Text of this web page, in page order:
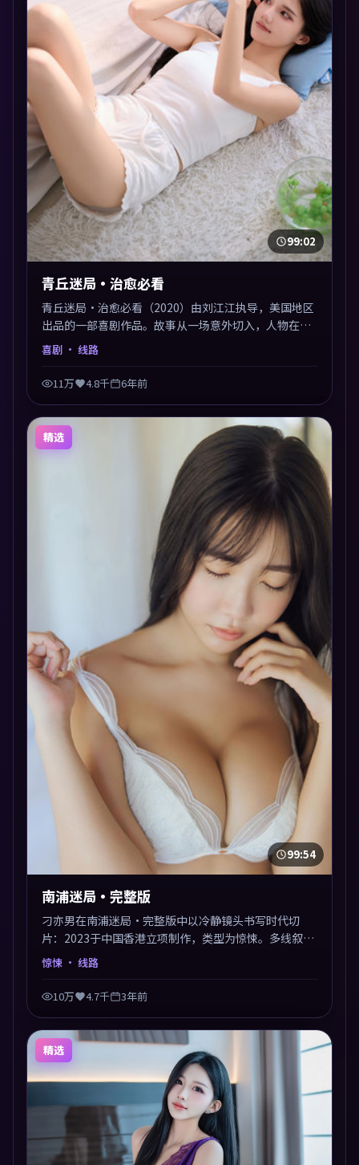
99:02
青丘迷局·治愈必看
青丘迷局·治愈必看（2020）由刘江江执导，美国地区
出品的一部喜剧作品。故事从一场意外切入，人物在道
德与生存之间反复摇摆，叙事层层推进，情绪克制而有
喜剧 · 线路
11万 4.8千 6年前
精选
99:54
南浦迷局·完整版
刁亦男在南浦迷局·完整版中以冷静镜头书写时代切
片：2023于中国香港立项制作，类型为惊悚。多线叙事
交汇于终局，真相与救赎并行，适合喜欢细读表演的影
像。
惊悚 · 线路
10万 4.7千 3年前
精选